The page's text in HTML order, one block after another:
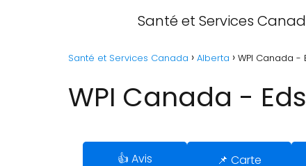
Santé et Services
Santé et Services Canada Alberta WPI Canada -
WPI Canada -
👍 Avis 📌 Carte